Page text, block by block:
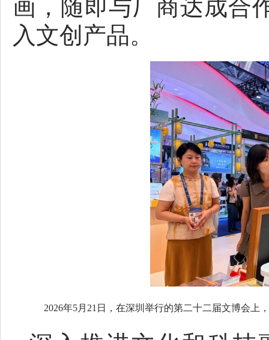
画，随即与厂商达成合
入文创产品。
2026年5月21日，在深圳举行的第二十二届文博会